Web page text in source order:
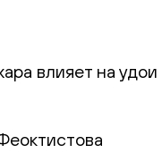
влияет на удои